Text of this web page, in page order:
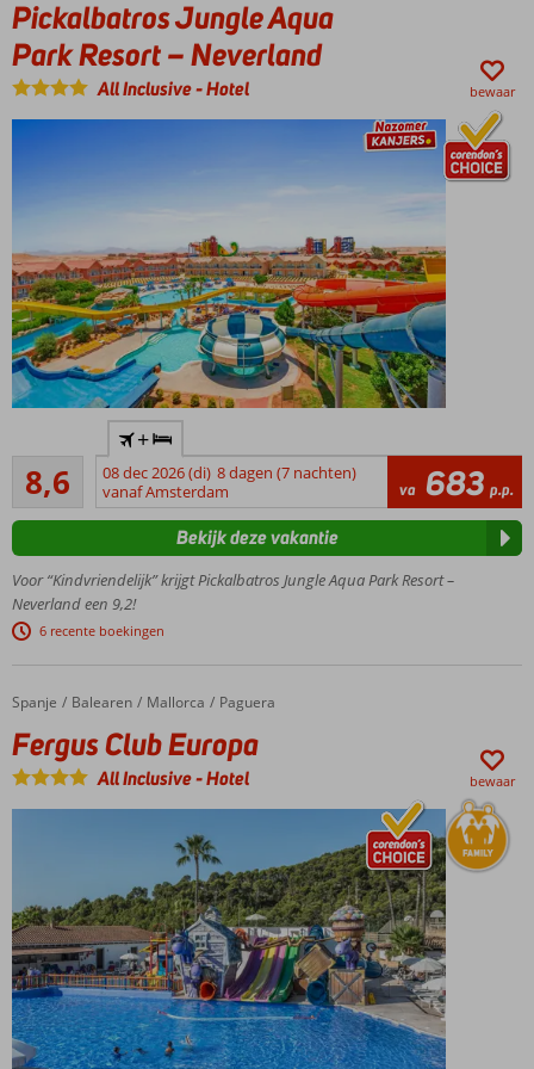
kamerappartementen
op villa-eiland!
Vernieuwd
zwembad
met
koraalriffen
Pickalbatros Jungle Aqua
Park Resort – Neverland
All Inclusive-Hotel bewaar
kwaliteitshotel
Fan-tas-
tisch
waterpark
glijbanen!
Volop sport- &
ontspanningsfaciliteiten
voor het hele
Dagje
strand?
8,6
Aanrader
574
beoordelingen
+
08 dec 2026 (di) 8 dagen (7 nachten)
vanaf Amsterdam
va 683 p.p.
Voor “Kindvriendelijk” krijgt Pickalbatros Jungle Aqua Park Resort –
Neverland een 9,2!
6 recente boekingen
Bekijk deze vakantie
Home
Spanje Balearen Mallorca Paguera
Fergus Club Europa
Fergus Club Europa
All Inclusive-Hotel bewaar